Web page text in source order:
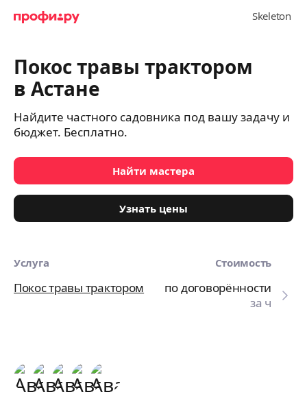
Покос травы трактором
в Астане
Найдите частного садовника под вашу задачу и
бюджет. Бесплатно.
Найти мастера
Узнать цены
Услуга Стоимость
Покос травы трактором
по договорённости
за ч